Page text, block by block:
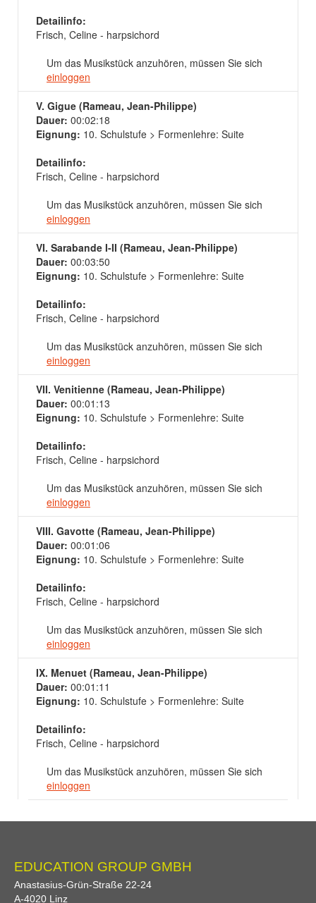
Detailinfo:
Frisch, Celine - harpsichord
Um das Musikstück anzuhören, müssen Sie sich
einloggen
V. Gigue (Rameau, Jean-Philippe)
Dauer: 00:02:18
Eignung: 10. Schulstufe > Formenlehre: Suite
Detailinfo:
Frisch, Celine - harpsichord
Um das Musikstück anzuhören, müssen Sie sich
einloggen
VI. Sarabande I-II (Rameau, Jean-Philippe)
Dauer: 00:03:50
Eignung: 10. Schulstufe > Formenlehre: Suite
Detailinfo:
Frisch, Celine - harpsichord
Um das Musikstück anzuhören, müssen Sie sich
einloggen
VII. Venitienne (Rameau, Jean-Philippe)
Dauer: 00:01:13
Eignung: 10. Schulstufe > Formenlehre: Suite
Detailinfo:
Frisch, Celine - harpsichord
Um das Musikstück anzuhören, müssen Sie sich
einloggen
VIII. Gavotte (Rameau, Jean-Philippe)
Dauer: 00:01:06
Eignung: 10. Schulstufe > Formenlehre: Suite
Detailinfo:
Frisch, Celine - harpsichord
Um das Musikstück anzuhören, müssen Sie sich
einloggen
IX. Menuet (Rameau, Jean-Philippe)
Dauer: 00:01:11
Eignung: 10. Schulstufe > Formenlehre: Suite
Detailinfo:
Frisch, Celine - harpsichord
Um das Musikstück anzuhören, müssen Sie sich
einloggen
EDUCATION GROUP GMBH
Anastasius-Grün-Straße 22-24
A-4020 Linz